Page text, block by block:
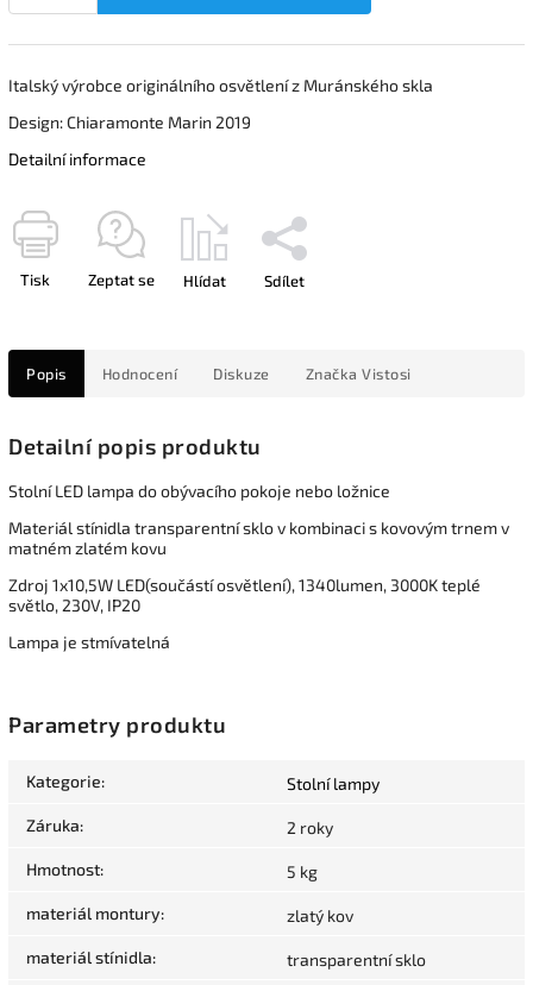
Italský výrobce originálního osvětlení z Muránského skla
Design: Chiaramonte Marin 2019
Detailní informace
Tisk Zeptat se Hlídat Sdílet
Popis Hodnocení Diskuze Značka Vistosi
Detailní popis produktu
Stolní LED lampa do obývacího pokoje nebo ložnice
Materiál stínidla transparentní sklo v kombinaci s kovovým trnem v
matném zlatém kovu
Zdroj 1x10,5W LED(součástí osvětlení), 1340lumen, 3000K teplé
světlo, 230V, IP20
Lampa je stmívatelná
Parametry produktu
Kategorie: Stolní lampy
Záruka: 2 roky
Hmotnost: 5 kg
materiál montury: zlatý kov
materiál stínidla: transparentní sklo